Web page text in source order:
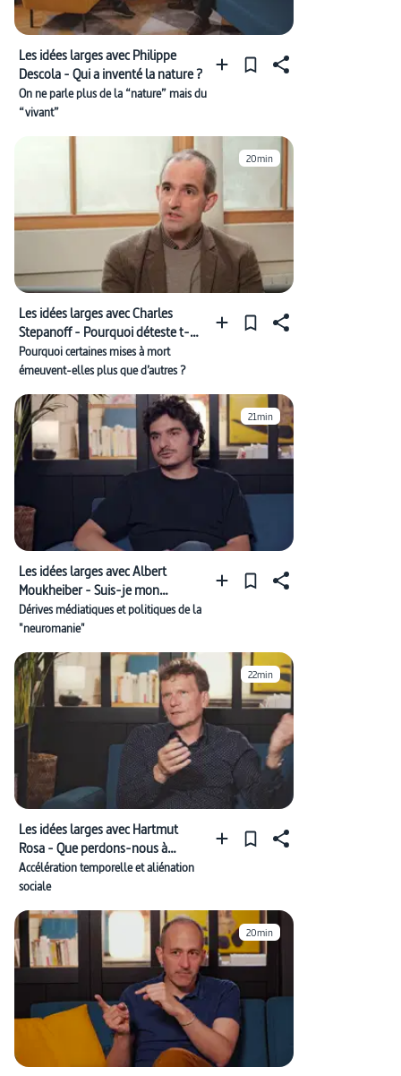
Les idées larges avec Philippe
Descola - Qui a inventé la nature ?
On ne parle plus de la “nature” mais du
“vivant”
20min
Les idées larges avec Charles
Stepanoff - Pourquoi déteste t-
on la chasse ?
Pourquoi certaines mises à mort
émeuvent-elles plus que d’autres ?
21min
Les idées larges avec Albert
Moukheiber - Suis-je mon
cerveau ?
Dérives médiatiques et politiques de la
"neuromanie"
22min
Les idées larges avec Hartmut
Rosa - Que perdons-nous à
gagner du temps ?
Accélération temporelle et aliénation
sociale
20min